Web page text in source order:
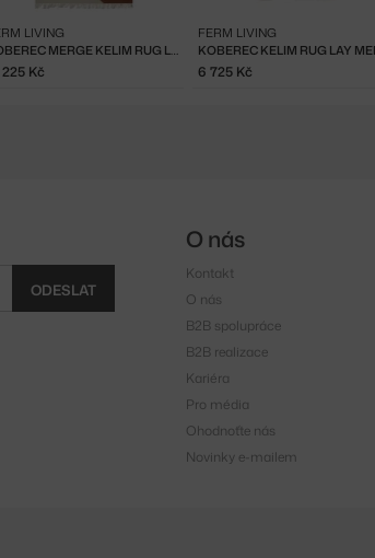
KOBEREC MERGE KELIM RUG L, DARK BLUE
LIVING
225 Kč
FERM LIVING
6 725 Kč
ODESLAT
O nás
Kontakt
O nás
B2B spolupráce
B2B realizace
Kariéra
Pro média
Ohodnoťte nás
Novinky e-mailem